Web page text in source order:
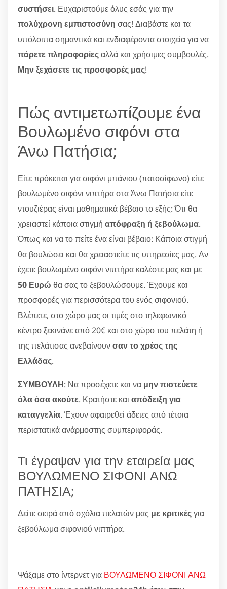
συστήσει. Ευχαριστούμε όλυς εσάς για την
πολύχρονη εμπιστοσύνη σας! Διαβάστε και τα
υπόλοιπα σημαντικά και ενδιαφέροντα στοιχεία για να
πάρετε πληροφορίεςαλλά και χρήσιμες συμβουλές.
Μην ξεχάσετε τις προσφορές μας!
Πώς αντιμετωπίζουμε ένα
Βουλωμένο σιφόνι στα
Άνω Πατήσια;
Είτε πρόκειται για σιφόνι μπάνιου (πατοσίφωνο) είτε
βουλωμένο σιφόνι νιπτήρα στα Άνω Πατήσια είτε
ντουζιέρας είναι μαθηματικά βέβαιο το εξής: Ότι θα
χρειαστεί κάποια στιγμή απόφραξη ή ξεβούλωμα.
Όπως και να το πείτε ένα είναι βέβαιο: Κάποια στιγμή
θα βουλώσει και θα χρειαστείτε τις υπηρεσίες μας. Αν
έχετε βουλωμένο σιφόνι νιπτήρα καλέστε μας και με
50 Ευρώ θα σας το ξεβουλώσουμε. Έχουμε και
προσφορές για περισσότερα του ενός σιφονιού.
Βλέπετε, στο χώρο μας οι τιμές στο τηλεφωνικό
κέντρο ξεκινάνε από 20€ και στο χώρο του πελάτη ή
της πελάτισας ανεβαίνουνσαν το χρέος της
Ελλάδας.
ΣΥΜΒΟΥΛΗ: Να προσέχετε και να μην πιστεύετε
όλα όσα ακούτε. Κρατήστε και απόδειξη για
καταγγελία. Έχουν αφαιρεθεί άδειες από τέτοια
περιστατικά ανάρμοστης συμπεριφοράς.
Τι έγραψαν για την εταιρεία μας
ΒΟΥΛΩΜΕΝΟ ΣΙΦΟΝΙ ΑΝΩ
ΠΑΤΗΣΙΑ;
Δείτε σειρά από σχόλια πελατών μας με κριτικέςγια
ξεβούλωμα σιφονιού νιπτήρα.
Ψάξαμε στο ίντερνετ για ΒΟΥΛΩΜΕΝΟ ΣΙΦΟΝΙ ΑΝΩ